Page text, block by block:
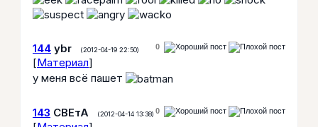
0
144 ybr (2012-04-19 22:50)
[Материал]
у меня всё пашет
0
143 СВЕтА (2012-04-14 13:38)